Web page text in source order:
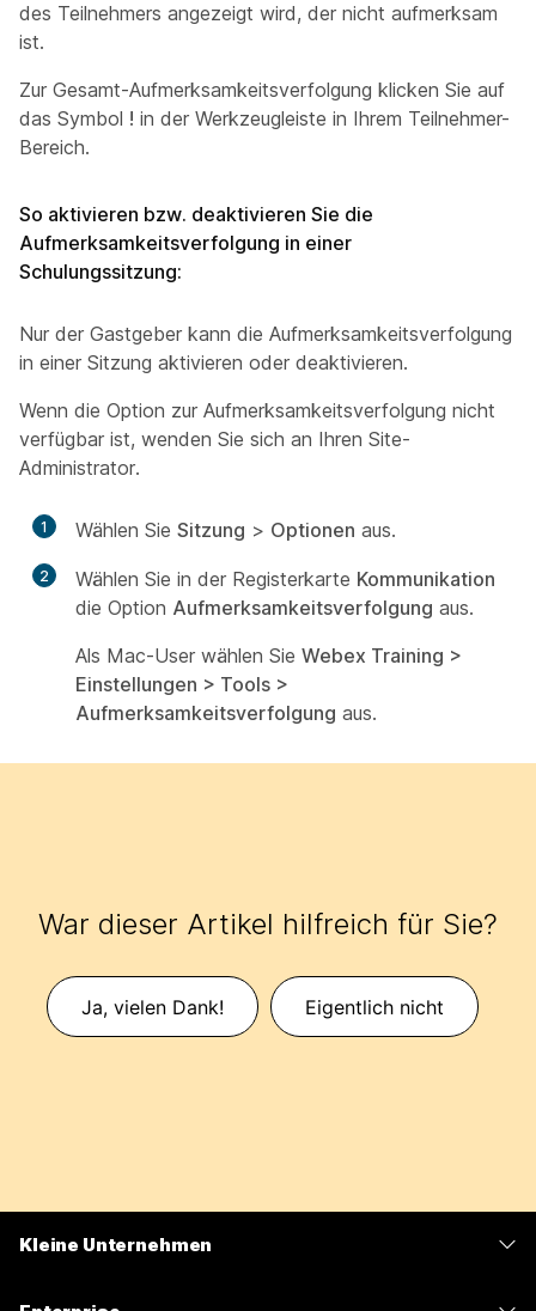
des Teilnehmers angezeigt wird, der nicht aufmerksam
ist.
Zur Gesamt-Aufmerksamkeitsverfolgung klicken Sie auf
das Symbol ! in der Werkzeugleiste in Ihrem Teilnehmer-
Bereich.
So aktivieren bzw. deaktivieren Sie die
Aufmerksamkeitsverfolgung in einer
Schulungssitzung:
Nur der Gastgeber kann die Aufmerksamkeitsverfolgung
in einer Sitzung aktivieren oder deaktivieren.
Wenn die Option zur Aufmerksamkeitsverfolgung nicht
verfügbar ist, wenden Sie sich an Ihren Site-
Administrator.
1 Wählen Sie Sitzung > Optionen aus.
2 Wählen Sie in der Registerkarte Kommunikation
die Option Aufmerksamkeitsverfolgung aus.
Als Mac-User wählen Sie Webex Training >
Einstellungen > Tools >
Aufmerksamkeitsverfolgung aus.
War dieser Artikel hilfreich für Sie?
Ja, vielen Dank! Eigentlich nicht
Kleine Unternehmen